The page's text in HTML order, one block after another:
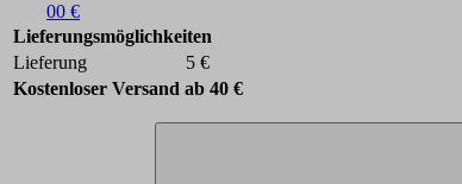
00 €
Lieferungsmöglichkeiten
Lieferung
5 €
Kostenloser Versand ab 40 €